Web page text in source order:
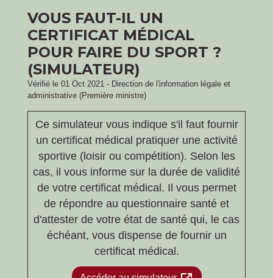
VOUS FAUT-IL UN
CERTIFICAT MÉDICAL
POUR FAIRE DU SPORT ?
(SIMULATEUR)
Vérifié le 01 Oct 2021 - Direction de l'information légale et
administrative (Première ministre)
Ce simulateur vous indique s'il faut fournir
un certificat médical pratiquer une activité
sportive (loisir ou compétition). Selon les
cas, il vous informe sur la durée de validité
de votre certificat médical. Il vous permet
de répondre au questionnaire santé et
d'attester de votre état de santé qui, le cas
échéant, vous dispense de fournir un
certificat médical.